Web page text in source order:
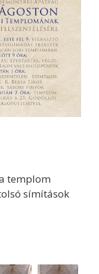
templom
símítások